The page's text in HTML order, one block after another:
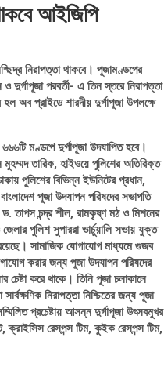
আইজিপি
নিরাপত্তা থাকবে। পূজামণ্ডপের
দুর্গাপূজা পরবর্তী- এ তিন স্তরে নিরাপত্তা
অব প্রাইডে শারদীয় দুর্গাপূজা উপলক্ষে
মণ্ডপে দুর্গাপূজা উদযাপিত হবে।
তারিক, হাইওয়ে পুলিশের অতিরিক্ত
পুলিশের বিভিন্ন ইউনিটের প্রধান,
পূজা উদযাপন পরিষদের সভাপতি
তাপস চন্দ্র শীল, রামকৃষ্ণ মঠ ও মিশনের
পুলিশ সুপাররা ভার্চুয়ালি সভায় যুক্ত
সামাজিক যোগাযোগ মাধ্যমে গুজব
করার জন্য পূজা উদযাপন পরিষদের
করে থাকে। তিনি পূজা চলাকালে
নিরাপত্তা নিশ্চিতের জন্য পূজা
প্রচেষ্টায় আসন্ন দুর্গাপূজা উৎসবমুখর
ক্রাইসিস রেসপন্স টিম, কুইক রেসপন্স টিম,